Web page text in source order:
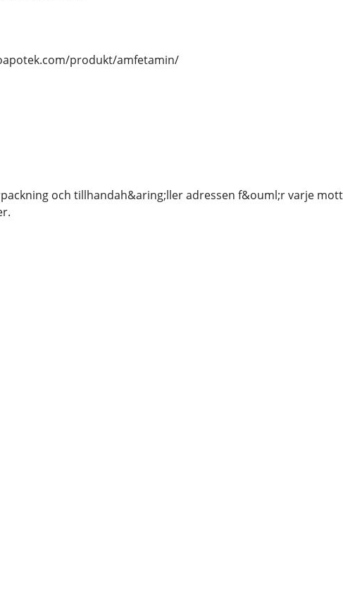
produkt/amfetamin/
och tillhandah&aring;ller adressen f&ouml;r varje